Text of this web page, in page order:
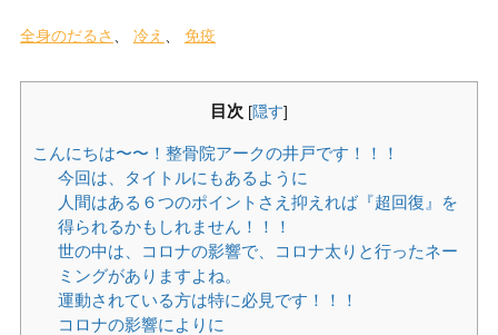
全身のだるさ 冷え 免疫
目次 [隠す]
こんにちは〜〜！整骨院アークの井戸です！！！
今回は、タイトルにもあるように
人間はある６つのポイントさえ抑えれば『超回復』を
得られるかもしれません！！！
世の中は、コロナの影響で、コロナ太りと行ったネー
ミングがありますよね。
運動されている方は特に必見です！！！
コロナの影響によりに